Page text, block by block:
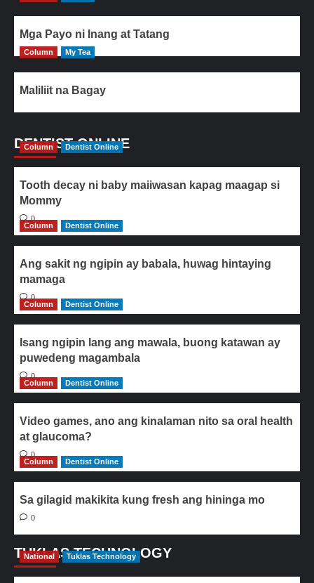
Mga Payo ni Inang at Tatang
Column My Tea
Maliliit na Bagay
DENTIST ONLINE
Column Dentist Online
Tooth decay ni baby maiiwasan kapag maagap si
Mommy
0
Column
Dentist Online
Ang sakit ng ngipin ay babala, huwag hintaying
mamaga
0
Column
Dentist Online
Isang ngipin lang ang mawala, buong katawan ay
puwedeng magambala
0
Column
Dentist Online
Video games, ano ang kinalaman nito sa oral health
at glaucoma?
0
Column
Dentist Online
Sa gilagid makikita kung fresh ang hininga mo
0
TUKLAS TECHNOLOGY
National Tuklas Technology